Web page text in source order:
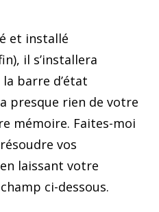
et installé
il s’installera
barre d’état
presque rien de votre
mémoire. Faites-moi
vos
laissant votre
ci-dessous.